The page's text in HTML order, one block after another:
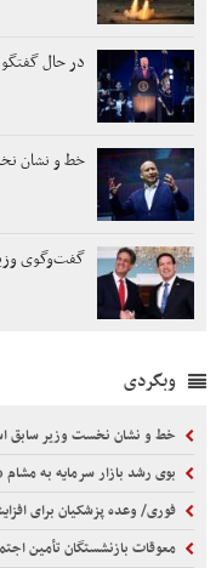
در حال
خط و نشان
گفت‌وگوی
وبگردی
خط و نشان نخست وزیر سابق
بوی رشد بازار سرمایه به
فوری/ وعده پزشکیان برای
معوقات بازنشستگان تأمین